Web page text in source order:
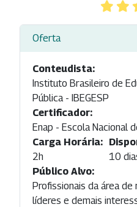
Oferta
Conteudista:
Instituto Brasileiro de
Pública - IBEGESP
Certificador:
Enap - Escola Nacional
Carga Horária:
2h
10
Público Alvo:
Profissionais da área de
líderes e demais